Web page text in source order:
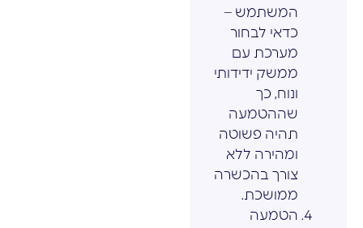
המשתמש –
כדאי לבחור
מערכת עם
ממשק ידידותי
ונוח, כך
שההטמעה
תהיה פשוטה
ומהירה ללא
צורך בהכשרה
ממושכת.
הטמעה